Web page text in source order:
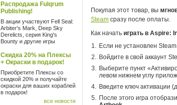
Распродажа Fulqrum
Publishing!
В акции участвуют Fell Seal:
Arbiter's Mark, Deep Sky
Derelicts, серия King's
Bounty и другие игры
Скидка 20% на Плексы
+ Окраски в подарок!
Приобретите Плексы со
скидкой 20% и получайте
окраски для ваших кораблей
в подарок!
все новости
Покупая этот товар, вы
Steam сразу после оплаты.
Как начать играть в Aspire:
Если не установлен
Войдите в свой аккаунт
Выберите пункт
левом нижнем углу
Введите ключ активации
После этого игра